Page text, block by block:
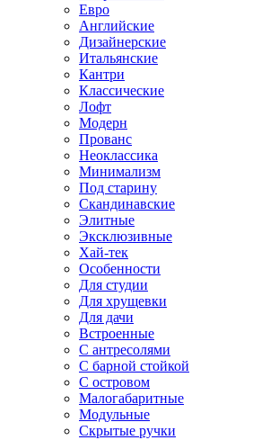
Евро
Английские
Дизайнерские
Итальянские
Кантри
Классические
Лофт
Модерн
Прованс
Неоклассика
Минимализм
Под старину
Скандинавские
Элитные
Эксклюзивные
Хай-тек
Особенности
Для студии
Для хрущевки
Для дачи
Встроенные
С антресолями
С барной стойкой
С островом
Малогабаритные
Модульные
Скрытые ручки